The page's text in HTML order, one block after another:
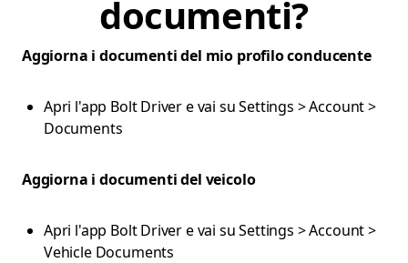
documenti?
Aggiorna i documenti del mio profilo conducente
Apri l'app Bolt Driver e vai su Settings > Account >
Documents
Aggiorna i documenti del veicolo
Apri l'app Bolt Driver e vai su Settings > Account >
Vehicle Documents